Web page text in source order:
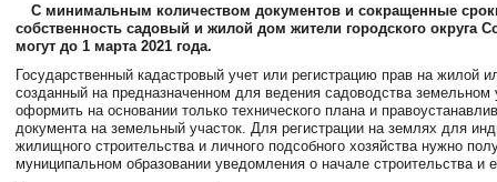
С минимальным количеством документов и сокращенные
собственность садовый и жилой дом жители городского округа
могут до 1 марта 2021 года.
Государственный кадастровый учет или регистрацию прав на жилой
созданный на предназначенном для ведения садоводства земельном
оформить на основании только технического плана и
документа на земельный участок. Для регистрации на землях для
жилищного строительства и личного подсобного хозяйства нужно
муниципальном образовании уведомления о начале строительства и